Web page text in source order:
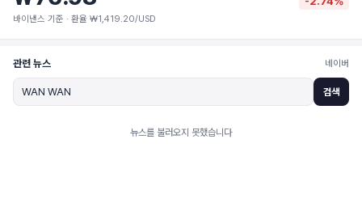
바이낸스 기준 · 환율 ₩1,419.20/USD
관련 뉴스 네이버
검색
뉴스를 불러오지 못했습니다